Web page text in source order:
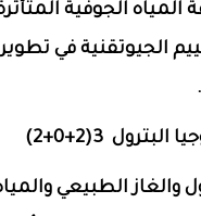
الجوفية
الجيوتقنية في
2
)
والغاز الطبيعي